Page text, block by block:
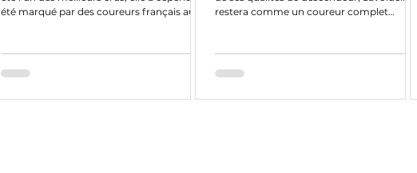
été marqué par des coureurs français au
restera comme un coureur complet